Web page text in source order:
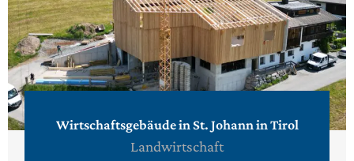
Wirtschaftsgebäude in St. Johann in Tirol
Landwirtschaft